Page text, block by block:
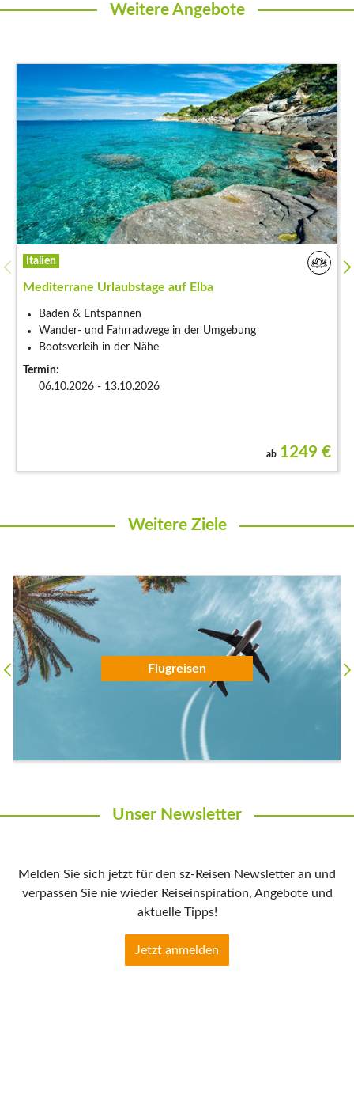
Weitere Angebote
Italien
Mediterrane Urlaubstage auf Elba
Baden & Entspannen
Wander- und Fahrradwege in der Umgebung
Bootsverleih in der Nähe
Termin:
06.10.2026 - 13.10.2026
ab 1249 €
Weitere Ziele
Flugreisen
Unser Newsletter
Melden Sie sich jetzt für den sz-Reisen Newsletter an und
verpassen Sie nie wieder Reiseinspiration, Angebote und
aktuelle Tipps!
Jetzt anmelden